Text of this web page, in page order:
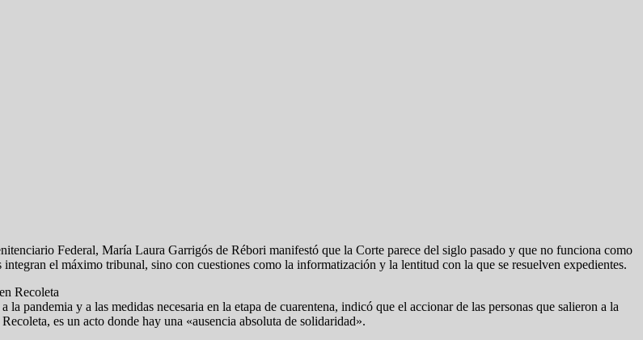
Federal, María Laura Garrigós de Rébori manifestó que la Corte parece del siglo pasado y que no funciona como
el máximo tribunal, sino con cuestiones como la informatización y la lentitud con la que se resuelven expedientes.
Recoleta
pandemia y a las medidas necesaria en la etapa de cuarentena, indicó que el accionar de las personas que salieron a la
es un acto donde hay una «ausencia absoluta de solidaridad».